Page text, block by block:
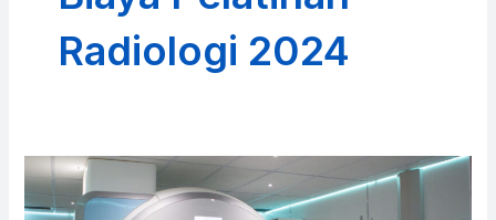
Radiologi 2024